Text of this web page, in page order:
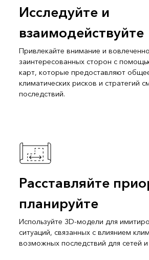
Исследуйте и
взаимодействуйте
Привлекайте внимание и
заинтересованных сторон с
карт, которые предоставляют
климатических рисков и стратегий
последствий.
Расставляйте
планируйте
Используйте 3D-модели для
ситуаций, связанных с влиянием
возможных последствий для сетей